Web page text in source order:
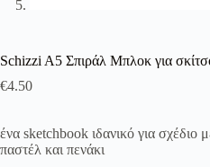
Schizzi A5 Σπιράλ Μπλοκ για
€4.50
ένα sketchbook ιδανικό για σχέδιο
παστέλ και πενάκι